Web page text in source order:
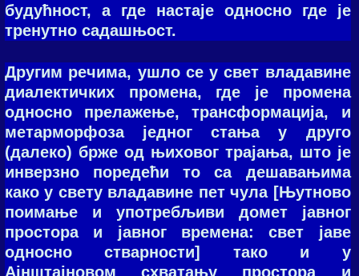
будућност, а где настаје односно где је
тренутно садашњост.
Другим речима, ушло се у свет владавине
диалектичких промена, где је промена
односно прелажење, трансформација, и
метарморфоза једног стања у друго
(далеко) брже од њиховог трајања, што је
инверзно поредећи то са дешавањима
како у свету владавине пет чула [Њутново
поимање и употребљиви домет јавног
простора и јавног времена: свет јаве
односно стварности] тако и у
Ајнштајновом схватању простора и